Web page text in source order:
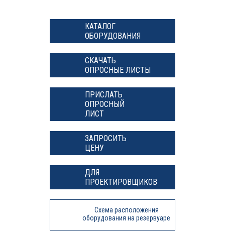
КАТАЛОГ
ОБОРУДОВАНИЯ
СКАЧАТЬ
ОПРОСНЫЕ ЛИСТЫ
ПРИСЛАТЬ
ОПРОСНЫЙ
ЛИСТ
ЗАПРОСИТЬ
ЦЕНУ
ДЛЯ
ПРОЕКТИРОВЩИКОВ
Схема расположения
оборудования на резервуаре